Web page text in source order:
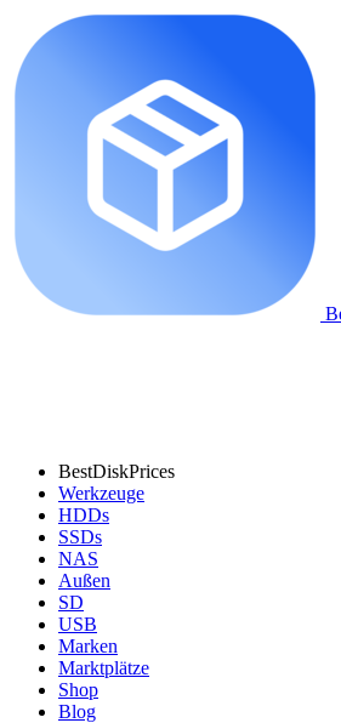
BestDiskPrices
Werkzeuge
HDDs
SSDs
NAS
Außen
SD
USB
Marken
Marktplätze
Shop
Blog